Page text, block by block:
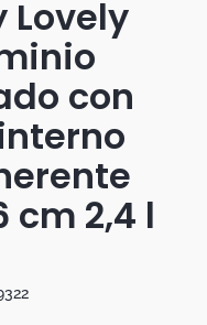
Lovely
con
cm 2,4 l